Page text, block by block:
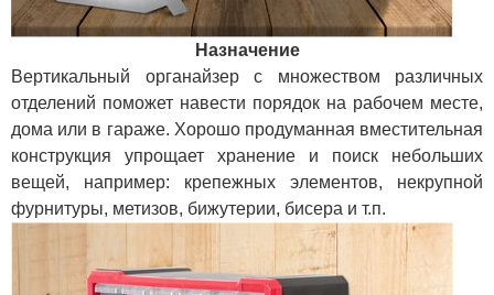
Назначение
Вертикальный органайзер с множеством различных
отделений поможет навести порядок на рабочем месте,
дома или в гараже. Хорошо продуманная вместительная
конструкция упрощает хранение и поиск небольших
вещей, например: крепежных элементов, некрупной
фурнитуры, метизов, бижутерии, бисера и т.п.